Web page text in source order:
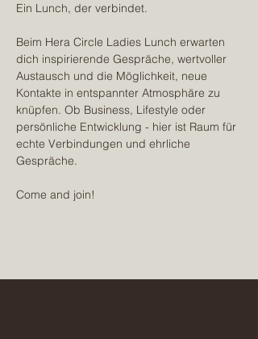
Ein Lunch, der verbindet.
Beim Hera Circle Ladies Lunch erwarten
dich inspirierende Gespräche, wertvoller
Austausch und die Möglichkeit, neue
Kontakte in entspannter Atmosphäre zu
knüpfen. Ob Business, Lifestyle oder
persönliche Entwicklung - hier ist Raum für
echte Verbindungen und ehrliche
Gespräche.
Come and join!